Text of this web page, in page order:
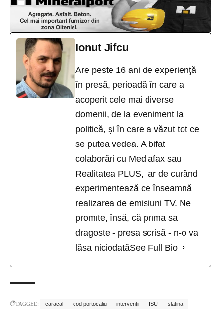
Ionut Jifcu
Are peste 16 ani de experienţă
în presă, perioadă în care a
acoperit cele mai diverse
domenii, de la eveniment la
politică, şi în care a văzut tot ce
se putea vedea. A bifat
colaborări cu Mediafax sau
Realitatea PLUS, iar de curând
experimentează ce înseamnă
realizarea de emisiuni TV. Ne
promite, însă, că prima sa
dragoste - presa scrisă - n-o va
lăsa niciodatăSee Full Bio
TAGGED: caracal cod portocaliu intervenţii ISU slatina